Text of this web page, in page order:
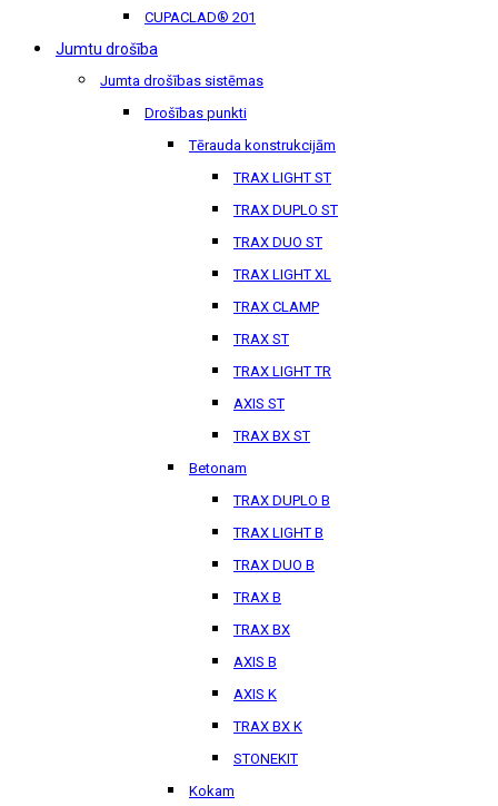
CUPACLAD® 201
Jumtu drošība
Jumta drošības sistēmas
Drošības punkti
Tērauda konstrukcijām
TRAX LIGHT ST
TRAX DUPLO ST
TRAX DUO ST
TRAX LIGHT XL
TRAX CLAMP
TRAX ST
TRAX LIGHT TR
AXIS ST
TRAX BX ST
Betonam
TRAX DUPLO B
TRAX LIGHT B
TRAX DUO B
TRAX B
TRAX BX
AXIS B
AXIS K
TRAX BX K
STONEKIT
Kokam